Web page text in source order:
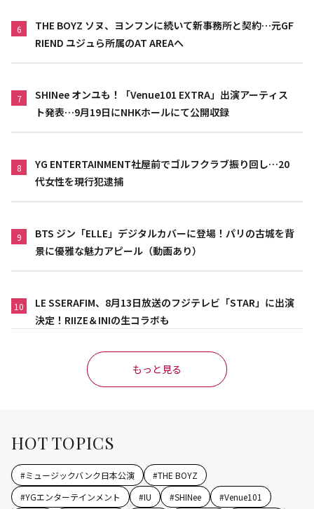
6
THE BOYZ ソヌ、ヨンフンに続いて新事務所と契約…元GF
RIEND ユジュら所属のAT AREAへ
7
SHINee オンユも！「Venue101 EXTRA」出演アーティス
ト発表…9月19日にNHKホールにて公開収録
8
YG ENTERTAINMENT社屋前でゴルフクラブ振り回し…20
代女性を現行犯逮捕
9
BTS ジン「ELLE」デジタルカバーに登場！パリの古城を背
景に優雅な魅力アピール（動画あり）
10
LE SSERAFIM、8月13日放送のフジテレビ「STAR」に出演
決定！RIIZE＆INIの生コラボも
もっと見る
HOT TOPICS
#ミュージックバンク日本公演 #THE BOYZ
#YGエンターテインメント #IU #SHINee #Venue101